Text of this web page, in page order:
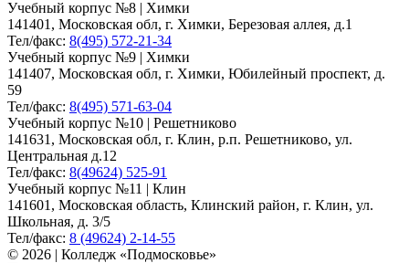
Учебный корпус №8 | Химки
141401, Московская обл, г. Химки, Березовая аллея, д.1
Тел/факс: 8(495) 572-21-34
Учебный корпус №9 | Химки
141407, Московская обл, г. Химки, Юбилейный проспект, д.
59
Тел/факс: 8(495) 571-63-04
Учебный корпус №10 | Решетниково
141631, Московская обл, г. Клин, р.п. Решетниково, ул.
Центральная д.12
Тел/факс: 8(49624) 525-91
Учебный корпус №11 | Клин
141601, Московская область, Клинский район, г. Клин, ул.
Школьная, д. 3/5
Тел/факс: 8 (49624) 2-14-55
© 2026 | Колледж «Подмосковье»